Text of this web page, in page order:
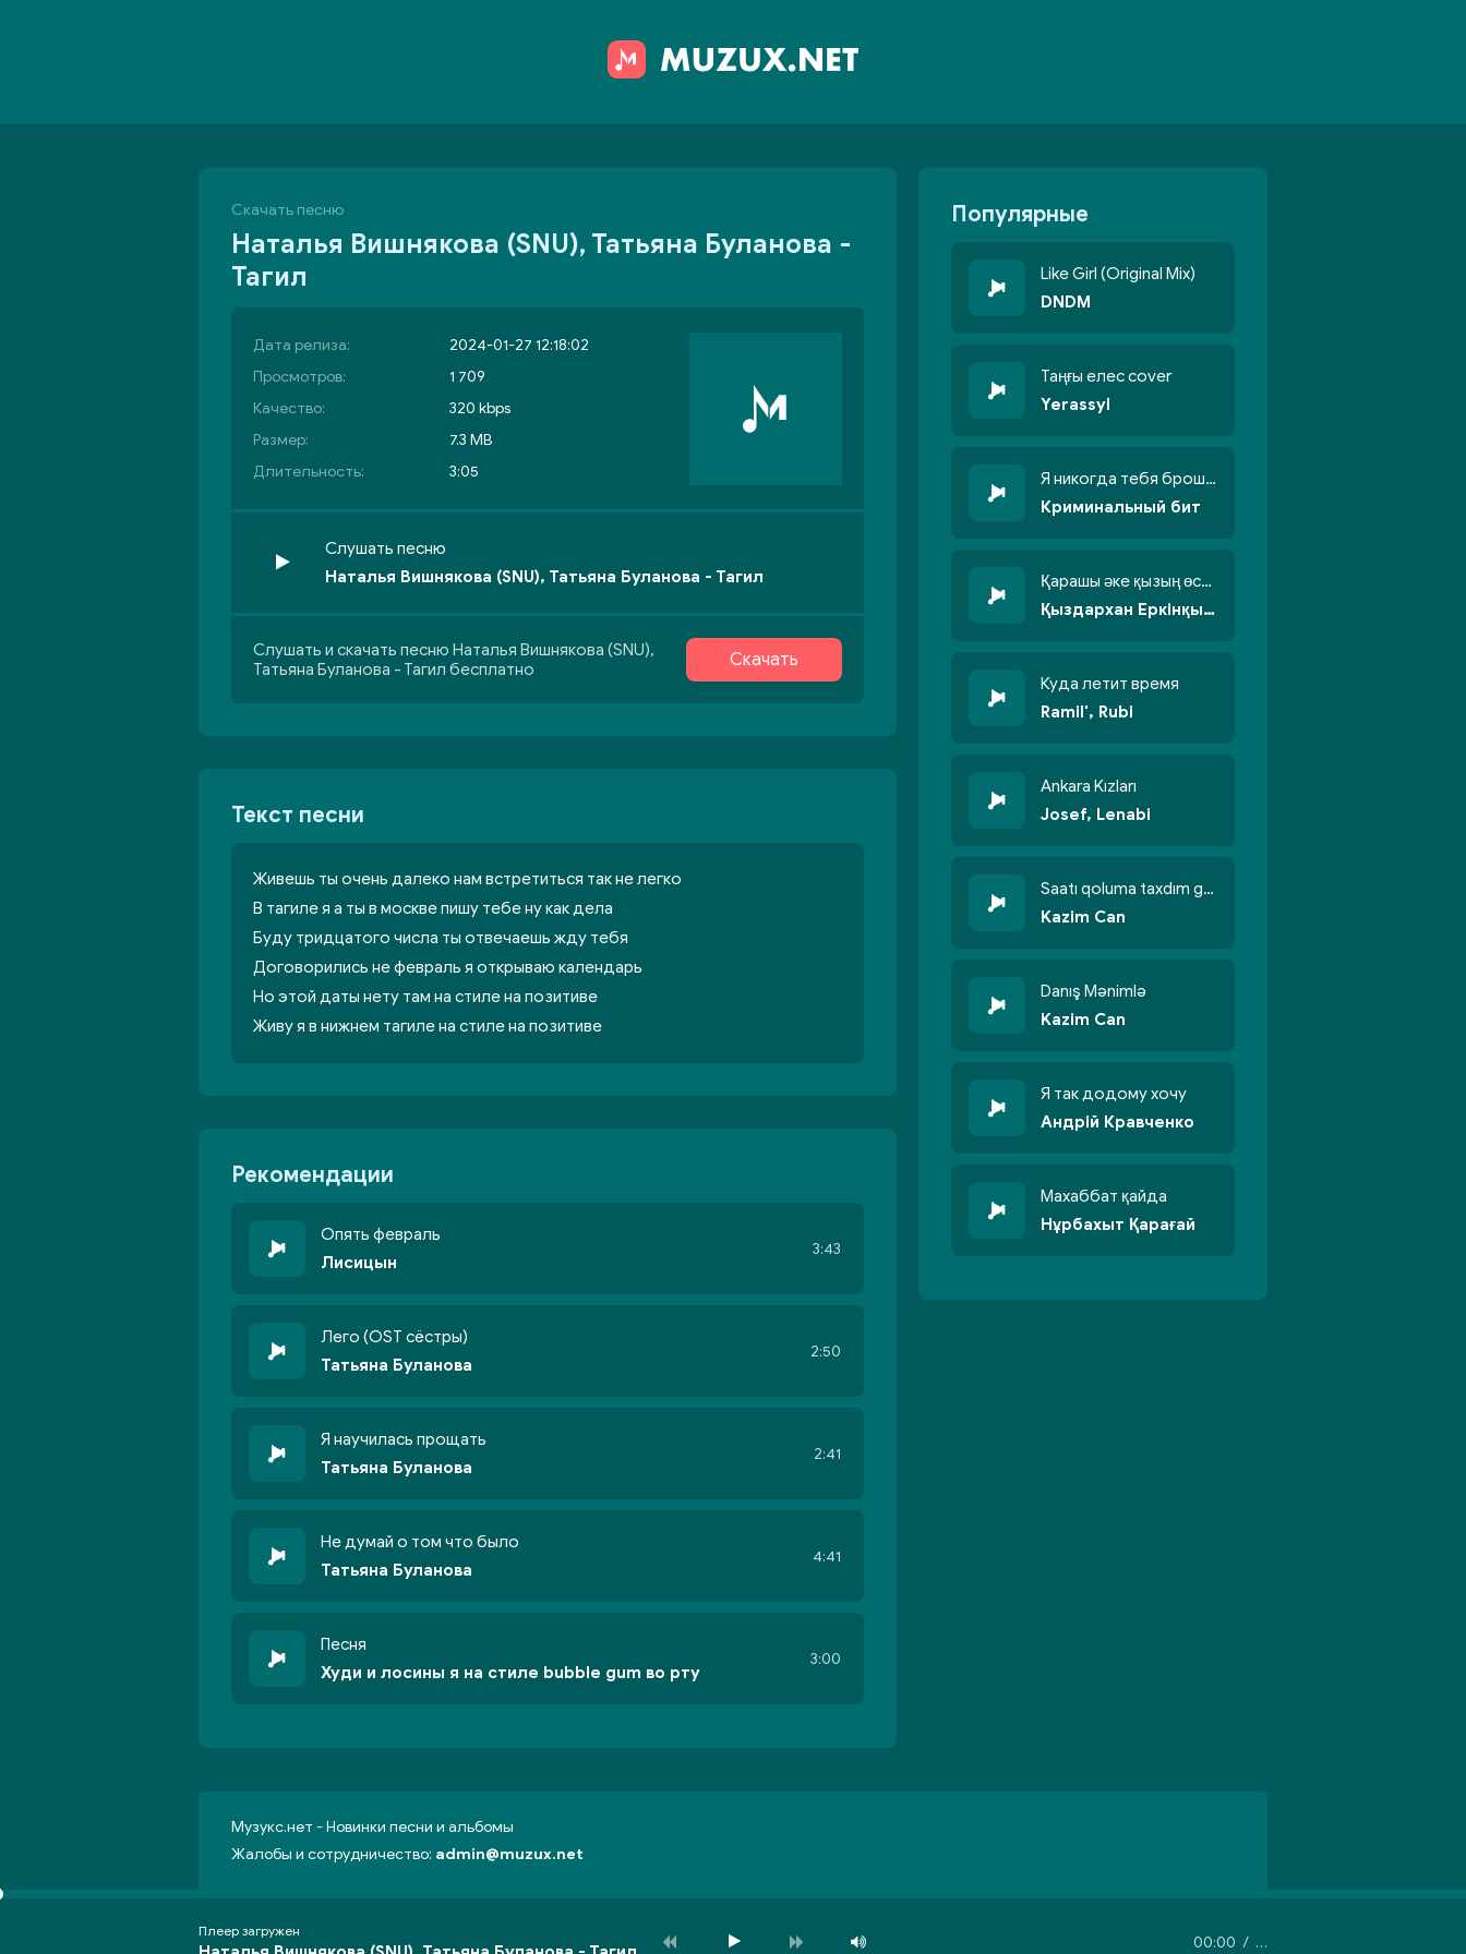
Скачать песню
Наталья Вишнякова (SNU), Татьяна Буланова -
Тагил
Дата релиза:
2024-01-27 12:18:02
Просмотров:
1 709
Качество:
320 kbps
Размер:
7.3 MB
Длительность:
3:05
Слушать песню
Наталья Вишнякова (SNU), Татьяна Буланова - Тагил
Слушать и скачать песню Наталья Вишнякова (SNU),
Татьяна Буланова - Тагил бесплатно
Скачать
Текст песни
Живешь ты очень далеко нам встретиться так не легко
В тагиле я а ты в москве пишу тебе ну как дела
Буду тридцатого числа ты отвечаешь жду тебя
Договорились не февраль я открываю календарь
Но этой даты нету там на стиле на позитиве
Живу я в нижнем тагиле на стиле на позитиве
Рекомендации
Опять февраль
Лисицын
3:43
Лего (OST сёстры)
Татьяна Буланова
2:50
Я научилась прощать
Татьяна Буланова
2:41
Не думай о том что было
Татьяна Буланова
4:41
Песня
Худи и лосины я на стиле bubble gum во рту
3:00
Популярные
Like Girl (Original Mix)
DNDM
Таңғы елес cover
Yerassyl
Я никогда тебя брошу никогда не кину
Криминальный бит
Қарашы әке қызың өсті бойжеттіп
Қыздархан Еркінқызы
Куда летит время
Ramil', Rubi
Ankara Kızları
Josef, Lenabi
Saatı qoluma taxdım göyün üzünə qalxdım
Kazim Can
Danış Mənimlə
Kazim Can
Я так додому хочу
Андрій Кравченко
Махаббат қайда
Нұрбахыт Қарағай
Музукс.нет - Новинки песни и альбомы
Жалобы и сотрудничество: admin@muzux.net
Плеер загружен
00:00 …